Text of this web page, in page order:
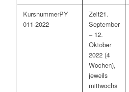
PY
011-2022
21.
September
– 12.
Oktober
2022 (4
Wochen),
jeweils
mittwochs